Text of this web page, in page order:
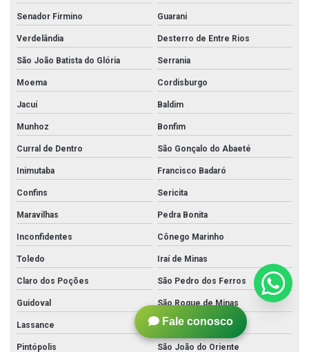
Senador Firmino Guarani
Verdelândia Desterro de Entre Rios
São João Batista do Glória Serrania
Moema Cordisburgo
Jacuí Baldim
Munhoz Bonfim
Curral de Dentro São Gonçalo do Abaeté
Inimutaba Francisco Badaró
Confins Sericita
Maravilhas Pedra Bonita
Inconfidentes Cônego Marinho
Toledo Iraí de Minas
Claro dos Poções São Pedro dos Ferros
Guidoval São Roque de Minas
Lassance Coimbra
Pintópolis São João do Oriente
Fale conosco